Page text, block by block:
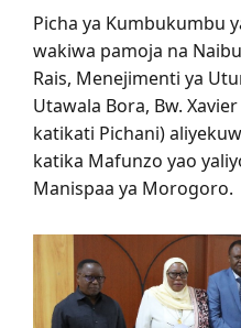
Picha ya Kumbukumbu
wakiwa pamoja na
Rais, Menejimenti ya
Utawala Bora, Bw.
katikati Pichani)
katika Mafunzo yao
Manispaa ya Morogoro.